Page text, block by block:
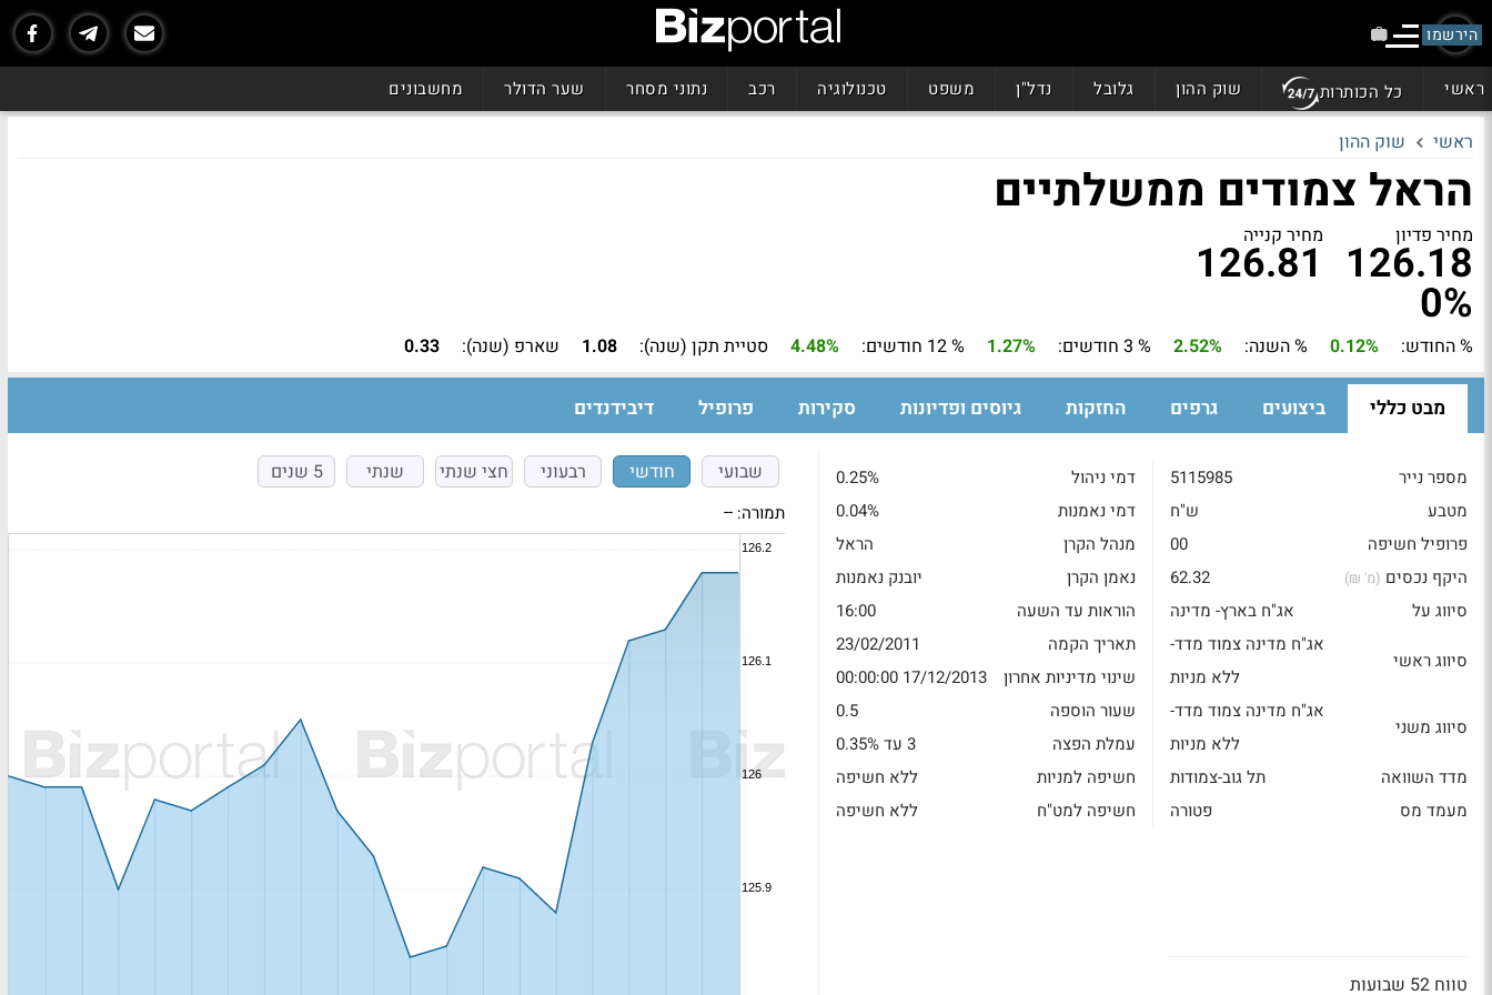
הירשמו
ראשי כל הכותרות שוק ההון גלובל נדל"ן משפט טכנולוגיה רכב נתוני מסחר שער הדולר מחשבונים
ראשי שוק ההון
הראל צמודים ממשלתיים
מחיר פדיון
126.18 מחיר קנייה
126.81
0%
% החודש: 0.12% % השנה: 2.52% % 3 חודשים: 1.27% % 12 חודשים: 4.48% סטיית תקן (שנה): 1.08 שארפ (שנה): 0.33
מבט כללי ביצועים גרפים החזקות גיוסים ופדיונות סקירות פרופיל דיבידנדים
מספר נייר
5115985
מטבע
ש"ח
פרופיל חשיפה
00
היקף נכסים (מ' ₪)
62.32
סיווג על
אג"ח בארץ- מדינה
סיווג ראשי
אג"ח מדינה צמוד מדד-
ללא מניות
סיווג משני
אג"ח מדינה צמוד מדד-
ללא מניות
מדד השוואה
תל גוב-צמודות
מעמד מס
פטורה
דמי ניהול
0.25%
דמי נאמנות
0.04%
מנהל הקרן
הראל
נאמן הקרן
יובנק נאמנות
הוראות עד השעה
16:00
תאריך הקמה
23/02/2011
שינוי מדיניות אחרון
17/12/2013 00:00:00
שעור הוספה
0.5
עמלת הפצה
3 עד 0.35%
חשיפה למניות
ללא חשיפה
חשיפה למט"ח
ללא חשיפה
טווח 52 שבועות
שבועי חודשי רבעוני חצי שנתי שנתי 5 שנים
תמורה: --
נכון ל - 06/26